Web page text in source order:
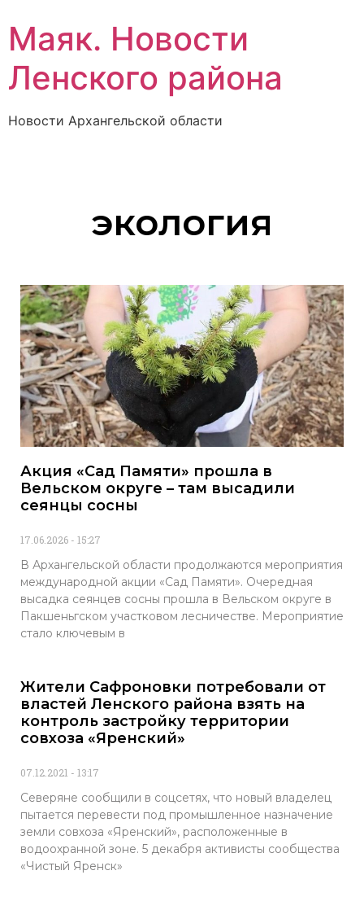
Маяк. Новости
Ленского района
Новости Архангельской области
экология
Акция «Сад Памяти» прошла в
Вельском округе – там высадили
сеянцы сосны
17.06.2026 15:27
В Архангельской области продолжаются мероприятия
международной акции «Сад Памяти». Очередная
высадка сеянцев сосны прошла в Вельском округе в
Пакшеньгском участковом лесничестве. Мероприятие
стало ключевым в
Жители Сафроновки потребовали от
властей Ленского района взять на
контроль застройку территории
совхоза «Яренский»
07.12.2021 13:17
Северяне сообщили в соцсетях, что новый владелец
пытается перевести под промышленное назначение
земли совхоза «Яренский», расположенные в
водоохранной зоне. 5 декабря активисты сообщества
«Чистый Яренск»